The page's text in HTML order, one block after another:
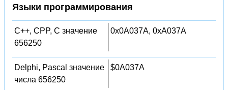
Языки программирования
C++, CPP, C значение
656250
0x0A037A, 0xA037A
Delphi, Pascal значение
числа 656250
$0A037A